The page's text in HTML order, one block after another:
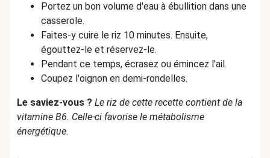
Portez un bon volume d'eau à ébullition dans une
casserole.
Faites-y cuire le riz 10 minutes. Ensuite,
égouttez-le et réservez-le.
Pendant ce temps, écrasez ou émincez l'ail.
Coupez l'oignon en demi-rondelles.
Le saviez-vous ? Le riz de cette recette contient de la
vitamine B6. Celle-ci favorise le métabolisme
énergétique.